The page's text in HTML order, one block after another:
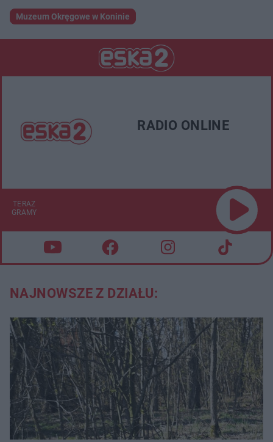
Muzeum Okręgowe w Koninie
RADIO ONLINE
TERAZ
GRAMY
NAJNOWSZE Z DZIAŁU: